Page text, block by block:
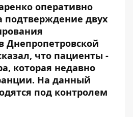
оперативно
подтверждение двух
Днепропетровской
что пациенты -
которая недавно
На данный
под контролем